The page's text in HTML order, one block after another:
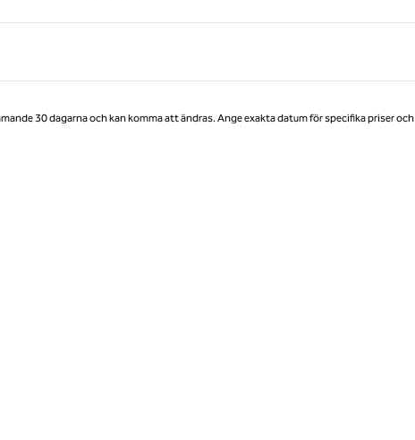
30 dagarna och kan komma att ändras. Ange exakta datum för specifika priser och